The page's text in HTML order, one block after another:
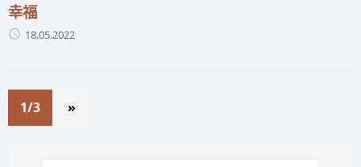
幸福
18.05.2022
1/3 »